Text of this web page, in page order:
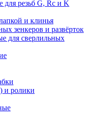
резьб G, Rc и K
и клинья
зенкеров и развёрток
для сверлильных
и ролики